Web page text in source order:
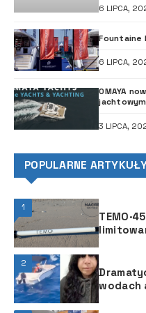
6 LIPCA,
Fountaine
6 LIPCA,
OMAYA
jachtowym
3 LIPCA,
POPULARNE
1
2
wodach